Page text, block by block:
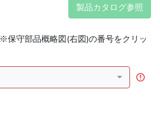
製品カタログ参照
※保守部品概略図(右図)の番号をクリッ